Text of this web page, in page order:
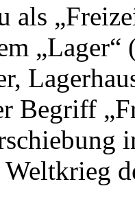
als
„Lager“
Begriff
Weltkrieg